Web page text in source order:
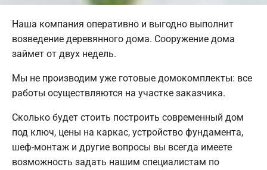
Наша компания оперативно и выгодно выполнит
возведение деревянного дома. Сооружение дома
займет от двух недель.
Мы не производим уже готовые домокомплекты: все
работы осуществляются на участке заказчика.
Сколько будет стоить построить современный дом
под ключ, цены на каркас, устройство фундамента,
шеф-монтаж и другие вопросы вы всегда имеете
возможность задать нашим специалистам по